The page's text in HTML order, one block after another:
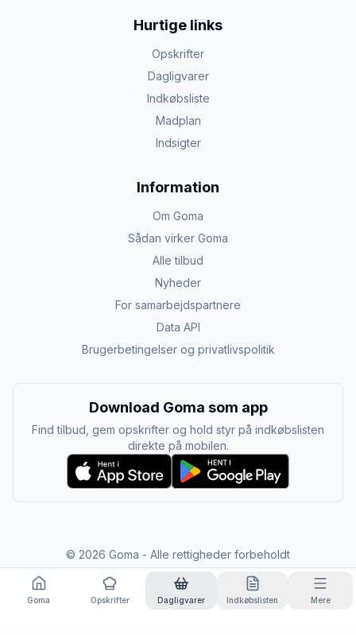
Hurtige links
Opskrifter
Dagligvarer
Indkøbsliste
Madplan
Indsigter
Information
Om Goma
Sådan virker Goma
Alle tilbud
Nyheder
For samarbejdspartnere
Data API
Brugerbetingelser og privatlivspolitik
Download Goma som app
Find tilbud, gem opskrifter og hold styr på indkøbslisten
direkte på mobilen.
© 2026 Goma - Alle rettigheder forbeholdt
Goma Opskrifter Dagligvarer Indkøbslisten Mere